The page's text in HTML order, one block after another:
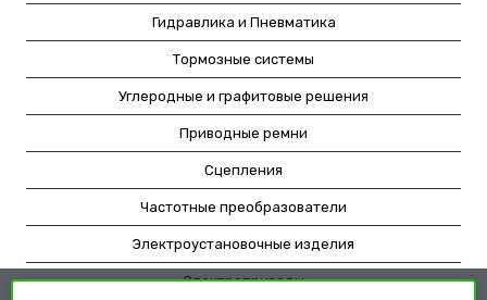
Гидравлика и Пневматика
Тормозные системы
Углеродные и графитовые решения
Приводные ремни
Сцепления
Частотные преобразователи
Электроустановочные изделия
Электроприводы